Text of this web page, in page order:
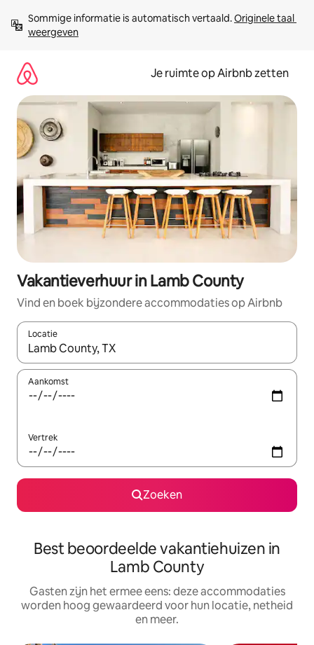
direct
naar
Sommige informatie is automatisch vertaald. Originele taal
weergeven
Je ruimte op Airbnb zetten
Vakantieverhuur in Lamb County
Vind en boek bijzondere accommodaties op Airbnb
Locatie
Wanneer er suggesties beschikbaar zijn, maak je een keuze
Aankomst
Vertrek
Zoeken
Best beoordeelde vakantiehuizen in
Lamb County
Gasten zijn het ermee eens: deze accommodaties
worden hoog gewaardeerd voor hun locatie, netheid
en meer.